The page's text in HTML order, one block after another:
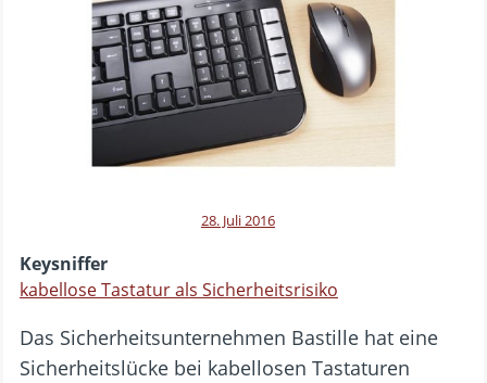
28. Juli 2016
Keysniffer
kabellose Tastatur als Sicherheitsrisiko
Das Sicherheitsunternehmen Bastille hat eine
Sicherheitslücke bei kabellosen Tastaturen